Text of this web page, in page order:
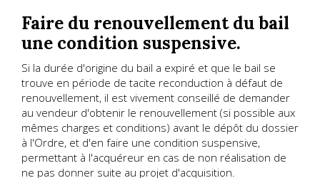
Faire du renouvellement du bail
une condition suspensive.
Si la durée d'origine du bail a expiré et que le bail se
trouve en période de tacite reconduction à défaut de
renouvellement, il est vivement conseillé de demander
au vendeur d'obtenir le renouvellement (si possible aux
mêmes charges et conditions) avant le dépôt du dossier
à l'Ordre, et d'en faire une condition suspensive,
permettant à l'acquéreur en cas de non réalisation de
ne pas donner suite au projet d'acquisition.